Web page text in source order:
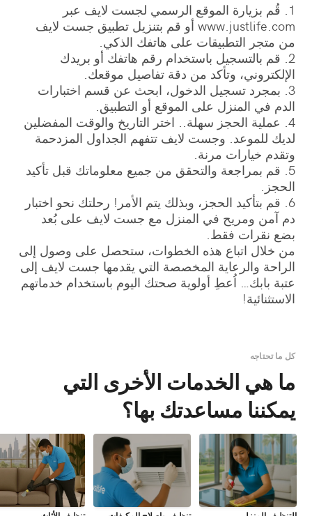
1. قُم بزيارة الموقع الرسمي لجست لايف عبر
www.justlife.com أو قم بتنزيل تطبيق جست لايف
من متجر التطبيقات على هاتفك الذكي.
2. قم بالتسجيل باستخدام رقم هاتفك أو بريدك
الإلكتروني، وتأكد من دقة تفاصيل موقعك.
3. بمجرد تسجيل الدخول، ابحث عن قسم اختبارات
الدم في المنزل على الموقع أو التطبيق.
4. عملية الحجز سهلة.. اختر التاريخ والوقت المفضلين
لديك للموعد. وجست لايف تتفهم الجداول المزدحمة
وتقدم خيارات مرنة.
5. قم بمراجعة والتحقق من جميع معلوماتك قبل تأكيد
الحجز.
6. قم بتأكيد الحجز، وبذلك يتم الأمر! رحلتك نحو اختبار
دم آمن ومريح في المنزل مع جست لايف على بُعد
بضع نقرات فقط.
من خلال اتباع هذه الخطوات، ستحصل على وصول إلى
الراحة والرعاية المخصصة التي يقدمها جست لايف إلى
عتبة بابك… اُعطِ أولوية صحتك اليوم باستخدام خدماتهم
الاستثنائية!
كل ما تحتاجه
ما هي الخدمات الأخرى التي
يمكننا مساعدتك بها؟